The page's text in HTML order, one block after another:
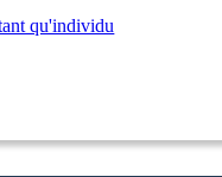
qu'individu